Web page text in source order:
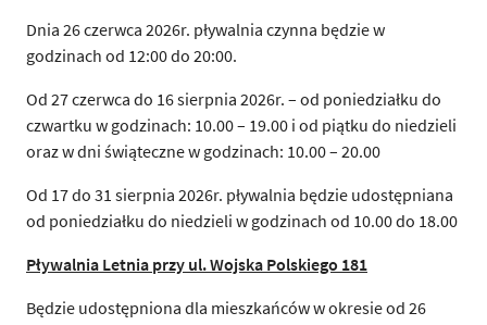
Dnia 26 czerwca 2026r. pływalnia czynna będzie w
godzinach od 12:00 do 20:00.
Od 27 czerwca do 16 sierpnia 2026r. – od poniedziałku do
czwartku w godzinach: 10.00 – 19.00 i od piątku do niedzieli
oraz w dni świąteczne w godzinach: 10.00 – 20.00
Od 17 do 31 sierpnia 2026r. pływalnia będzie udostępniana
od poniedziałku do niedzieli w godzinach od 10.00 do 18.00
Pływalnia Letnia przy ul. Wojska Polskiego 181
Będzie udostępniona dla mieszkańców w okresie od 26